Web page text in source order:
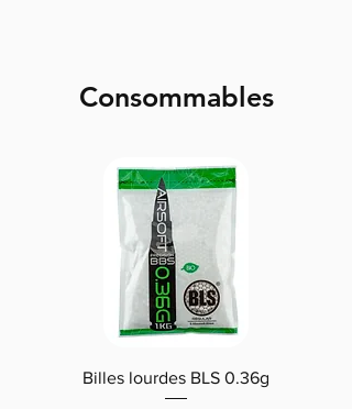
Consommables
Billes lourdes BLS 0.36g